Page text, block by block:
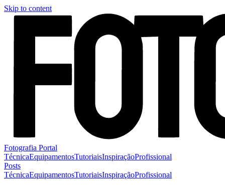
Skip to content
Fotografia Portal
TécnicaEquipamentosTutoriaisInspiraçãoProfissional
Posts
TécnicaEquipamentosTutoriaisInspiraçãoProfissional